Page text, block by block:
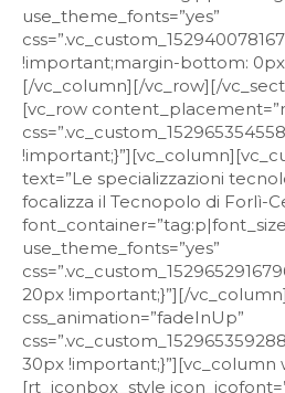
use_theme_fonts=”yes”
!important;margin-bottom: 0px
[/vc_column][/vc_row][/
[vc_row
text=”Le specializzazioni
focalizza il Tecnopolo di Forlì-
use_theme_fonts=”yes”
20px !important;}”][/
css_animation=”fadeInUp”
30px !important;}”][vc_column
[rt_iconbox_style